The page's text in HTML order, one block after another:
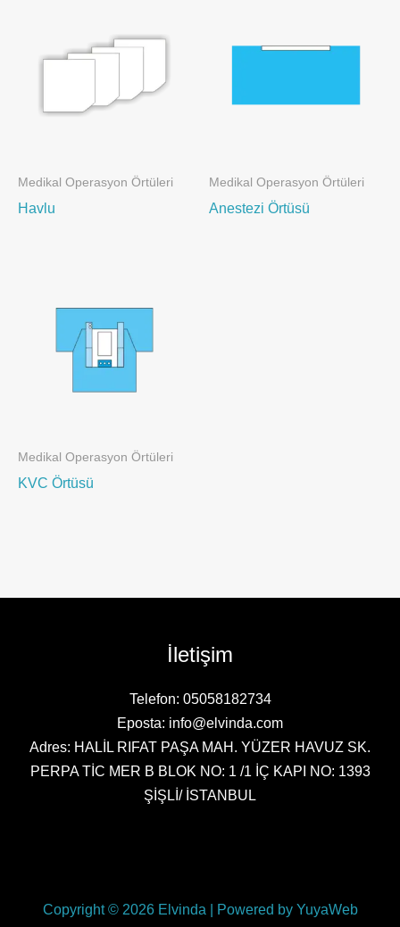
Medikal Operasyon Örtüleri
Havlu
Medikal Operasyon Örtüleri
Anestezi Örtüsü
Medikal Operasyon Örtüleri
KVC Örtüsü
İletişim
Telefon: 05058182734
Eposta: info@elvinda.com
Adres: HALİL RIFAT PAŞA MAH. YÜZER HAVUZ SK.
PERPA TİC MER B BLOK NO: 1 /1 İÇ KAPI NO: 1393
ŞİŞLİ/ İSTANBUL
Copyright © 2026 Elvinda | Powered by YuyaWeb